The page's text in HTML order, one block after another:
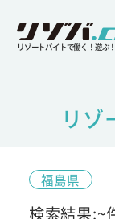
リゾートバイトで働く！遊ぶ
リゾ
福島県
検索結果:~